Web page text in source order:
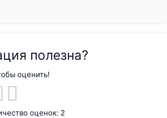
полезна?
оценить!
оценок: 2